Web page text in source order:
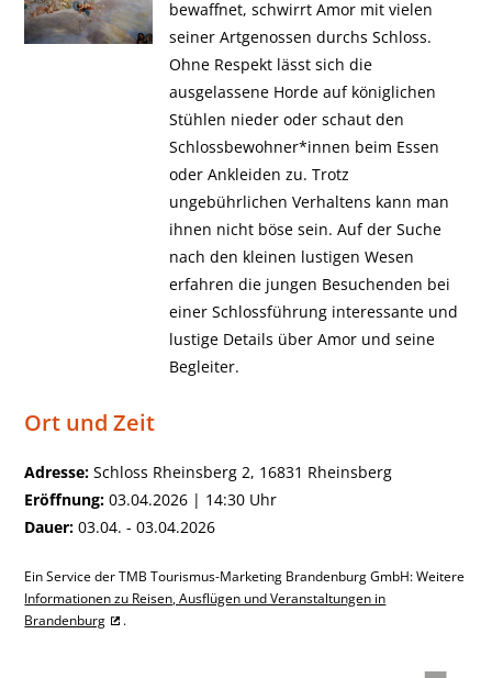
bewaffnet, schwirrt Amor mit vielen
seiner Artgenossen durchs Schloss.
Ohne Respekt lässt sich die
ausgelassene Horde auf königlichen
Stühlen nieder oder schaut den
Schlossbewohner*innen beim Essen
oder Ankleiden zu. Trotz
ungebührlichen Verhaltens kann man
ihnen nicht böse sein. Auf der Suche
nach den kleinen lustigen Wesen
erfahren die jungen Besuchenden bei
einer Schlossführung interessante und
lustige Details über Amor und seine
Begleiter.
Ort und Zeit
Adresse: Schloss Rheinsberg 2, 16831 Rheinsberg
Eröffnung: 03.04.2026 | 14:30 Uhr
Dauer: 03.04. - 03.04.2026
Ein Service der TMB Tourismus-Marketing Brandenburg GmbH: Weitere
Informationen zu Reisen, Ausflügen und Veranstaltungen in
Brandenburg
.